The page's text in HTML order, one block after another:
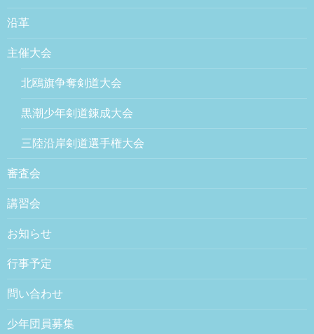
沿革
主催大会
北鴎旗争奪剣道大会
黒潮少年剣道錬成大会
三陸沿岸剣道選手権大会
審査会
講習会
お知らせ
行事予定
問い合わせ
少年団員募集